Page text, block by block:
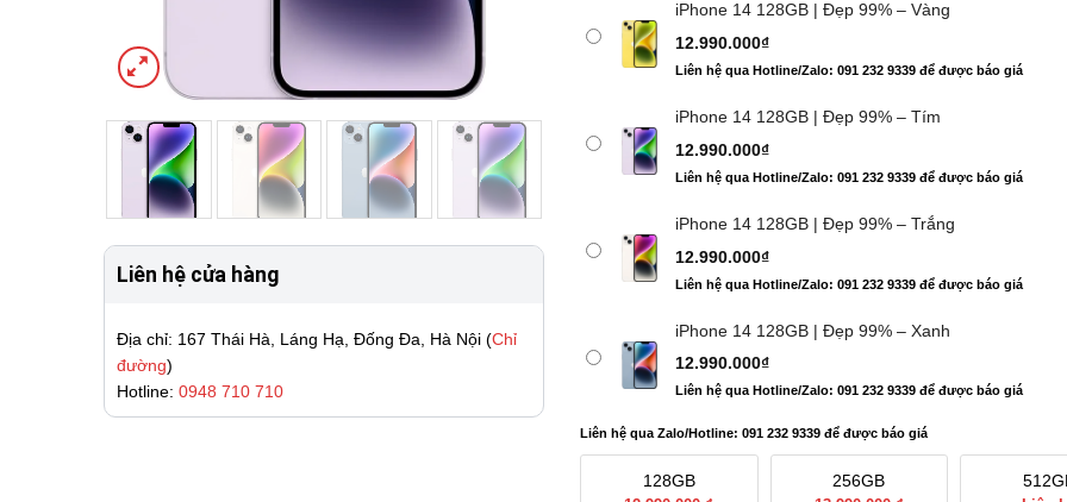
Liên hệ cửa hàng
Địa chỉ: 167 Thái Hà, Láng Hạ, Đống Đa, Hà Nội (Chỉ
đường)
Hotline: 0948 710 710
iPhone 14 128GB | Đẹp 99% – Vàng
12.990.000₫
Liên hệ qua Hotline/Zalo: 091 232 9339 để được báo giá
iPhone 14 128GB | Đẹp 99% – Tím
12.990.000₫
Liên hệ qua Hotline/Zalo: 091 232 9339 để được báo giá
iPhone 14 128GB | Đẹp 99% – Trắng
12.990.000₫
Liên hệ qua Hotline/Zalo: 091 232 9339 để được báo giá
iPhone 14 128GB | Đẹp 99% – Xanh
12.990.000₫
Liên hệ qua Hotline/Zalo: 091 232 9339 để được báo giá
Liên hệ qua Zalo/Hotline: 091 232 9339 để được báo giá
128GB 256GB